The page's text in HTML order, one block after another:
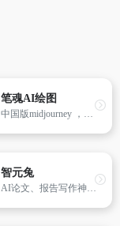
笔魂AI绘图
中国版midjourney ，让想象跃然纸上为主的网站。
智元兔
AI论文、报告写作神器，一键完成3万字论文/期刊/SCI/学术报告